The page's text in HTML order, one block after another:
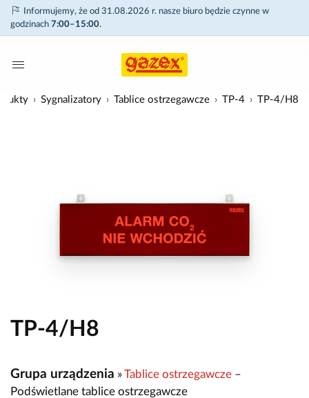
Informujemy, że od 31.08.2026 r. nasze biuro będzie czynne w
godzinach 7:00–15:00.
Sygnalizatory Tablice ostrzegawcze TP-4 TP-4/H8
TP-4/H8
Grupa urządzenia »Tablice ostrzegawcze –
Podświetlane tablice ostrzegawcze